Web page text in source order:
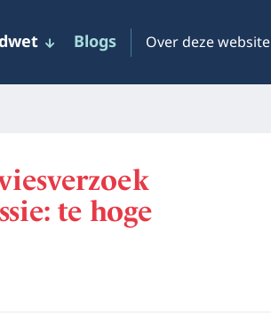
Blogs Over deze website
te hoge